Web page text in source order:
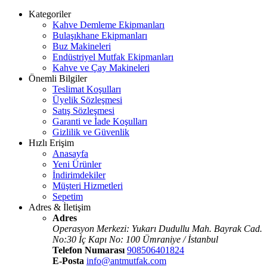
Kategoriler
Kahve Demleme Ekipmanları
Bulaşıkhane Ekipmanları
Buz Makineleri
Endüstriyel Mutfak Ekipmanları
Kahve ve Çay Makineleri
Önemli Bilgiler
Teslimat Koşulları
Üyelik Sözleşmesi
Satış Sözleşmesi
Garanti ve İade Koşulları
Gizlilik ve Güvenlik
Hızlı Erişim
Anasayfa
Yeni Ürünler
İndirimdekiler
Müşteri Hizmetleri
Sepetim
Adres & İletişim
Adres
Operasyon Merkezi: Yukarı Dudullu Mah. Bayrak Cad.
No:30 İç Kapı No: 100 Ümraniye / İstanbul
Telefon Numarası 908506401824
E-Posta info@antmutfak.com